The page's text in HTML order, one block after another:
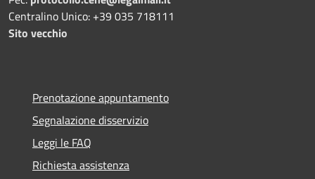
Centralino Unico: +39 035 718111
Sito vecchio
Prenotazione appuntamento
Segnalazione disservizio
Leggi le FAQ
Richiesta assistenza